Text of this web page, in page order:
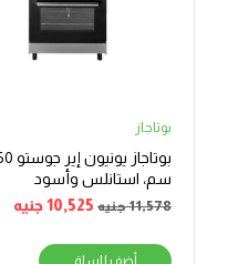
بوتاجاز
سم، استانلس وأسود
11,578جنيه 10,525جنيه
أضف للسلة